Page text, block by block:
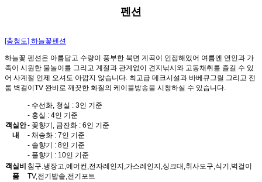
펜션
[충청도] 하늘꽃펜션
하늘꽃 펜션은 아름답고 수량이 풍부한 북면 계곡이 인접해있어 여름엔 연인과 가
족이 시원한 물놀이를 그리고 계절과 관계없이 견지낚시와 고동채취를 즐길 수 있
어 사계절 언제 오셔도 아깝지 않습니다. 최고급 데크시설과 바베큐그릴 그리고 전
룸 벽걸이TV 완비로 깨끗한 화질의 케이블방송을 시청하실 수 있습니다.
객실안
내
- 수선화, 청실 : 3인 기준
- 홍실 : 4인 기준
- 꽃향기, 금잔화 : 6인 기준
- 채송화 : 7인 기준
- 솔향기 : 8인 기준
- 풀향기 : 10인 기준
객실비
품
침구.냉장고,에어컨,전자레인지,가스레인지,싱크대,취사도구,식기,벽걸이
TV,전기밥솥,전기포트